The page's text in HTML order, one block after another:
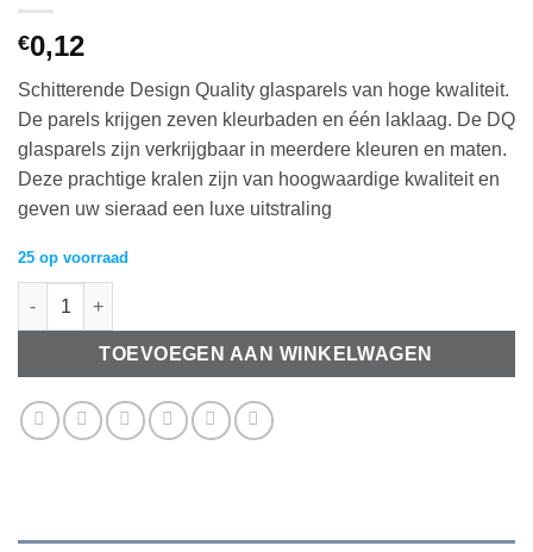
€0,12
Schitterende Design Quality glasparels van hoge kwaliteit.
De parels krijgen zeven kleurbaden en één laklaag. De DQ
glasparels zijn verkrijgbaar in meerdere kleuren en maten.
Deze prachtige kralen zijn van hoogwaardige kwaliteit en
geven uw sieraad een luxe uitstraling
25 op voorraad
DQ Glasparels 12mm Antraciet grijs aantal
TOEVOEGEN AAN WINKELWAGEN